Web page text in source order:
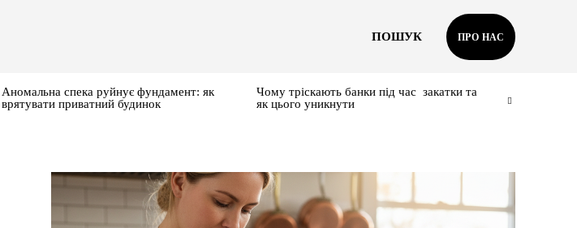
ПОШУК ПРО НАС
Аномальна спека руйнує фундамент: як
врятувати приватний будинок
Чому тріскають банки під час закатки та
як цього уникнути